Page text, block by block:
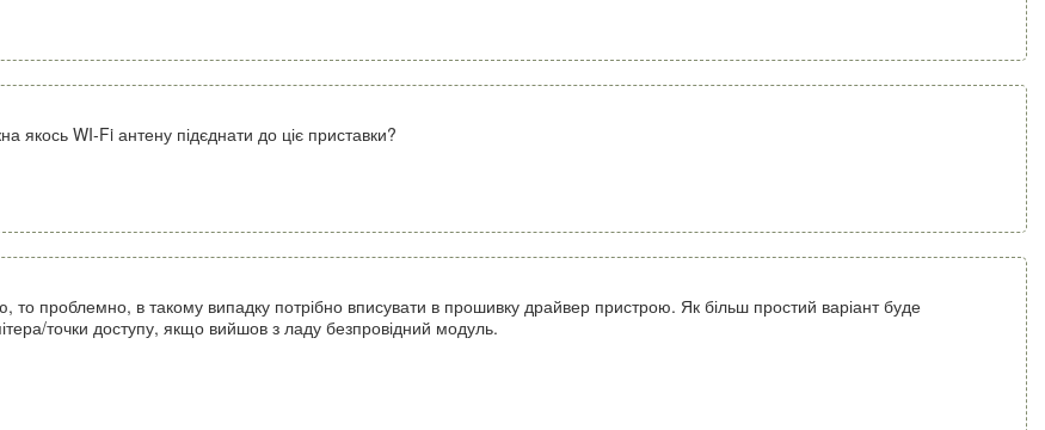
якось WI-Fi антену підєднати до ціє приставки?
проблемно, в такому випадку потрібно вписувати в прошивку драйвер пристрою. Як більш простий варіант буде
точки доступу, якщо вийшов з ладу безпровідний модуль.